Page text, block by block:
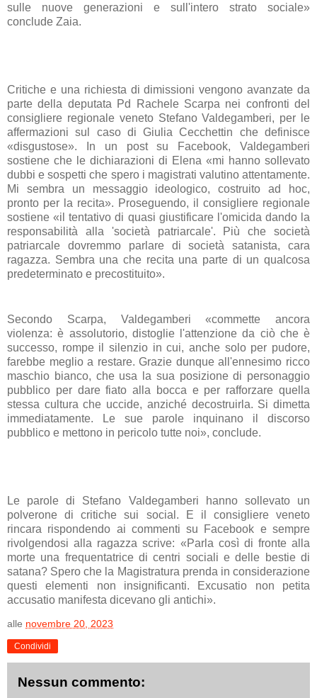
sulle nuove generazioni e sull'intero strato sociale»
conclude Zaia.
Critiche e una richiesta di dimissioni vengono avanzate da
parte della deputata Pd Rachele Scarpa nei confronti del
consigliere regionale veneto Stefano Valdegamberi, per le
affermazioni sul caso di Giulia Cecchettin che definisce
«disgustose». In un post su Facebook, Valdegamberi
sostiene che le dichiarazioni di Elena «mi hanno sollevato
dubbi e sospetti che spero i magistrati valutino attentamente.
Mi sembra un messaggio ideologico, costruito ad hoc,
pronto per la recita». Proseguendo, il consigliere regionale
sostiene «il tentativo di quasi giustificare l'omicida dando la
responsabilità alla 'società patriarcale'. Più che società
patriarcale dovremmo parlare di società satanista, cara
ragazza. Sembra una che recita una parte di un qualcosa
predeterminato e precostituito».
Secondo Scarpa, Valdegamberi «commette ancora
violenza: è assolutorio, distoglie l'attenzione da ciò che è
successo, rompe il silenzio in cui, anche solo per pudore,
farebbe meglio a restare. Grazie dunque all'ennesimo ricco
maschio bianco, che usa la sua posizione di personaggio
pubblico per dare fiato alla bocca e per rafforzare quella
stessa cultura che uccide, anziché decostruirla. Si dimetta
immediatamente. Le sue parole inquinano il discorso
pubblico e mettono in pericolo tutte noi», conclude.
Le parole di Stefano Valdegamberi hanno sollevato un
polverone di critiche sui social. E il consigliere veneto
rincara rispondendo ai commenti su Facebook e sempre
rivolgendosi alla ragazza scrive: «Parla così di fronte alla
morte una frequentatrice di centri sociali e delle bestie di
satana? Spero che la Magistratura prenda in considerazione
questi elementi non insignificanti. Excusatio non petita
accusatio manifesta dicevano gli antichi».
alle novembre 20, 2023
Condividi
Nessun commento: